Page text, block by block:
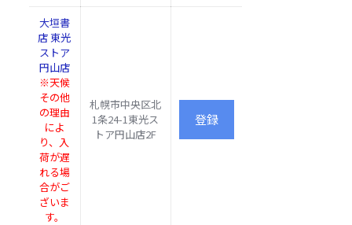
大垣書店
イオン洛
山
科
区
ブックパ
ル 山科店
山科区
音羽野
田町1
大垣書
店 東光
ストア
円山店
※天候
その他
の理由
によ
り、入
荷が遅
れる場
合がご
ざいま
す。
札幌市中央区北
1条24-1東光ス
トア円山店2F